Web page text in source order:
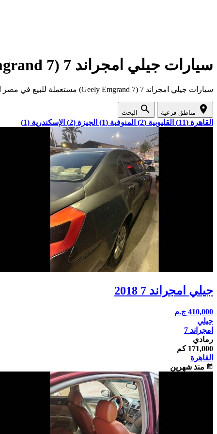
سيارات جيلي امجراند 7 (Geely Emgrand 7) مستعملة للبيع في مصر
سيارات جيلي امجراند 7 (Geely Emgrand 7) مستعملة للبيع في مصر ارخص اسعار واقوى عروض السيارات المستعملة في مصر
location_on مناطق فرعية search البحث
القاهرة (11) القليوبية (2) المنوفية (1) الجيزة (2) الإسكندرية (1)
جيلي امجراند 7 2018
410,000 ج.م
جيلي
امجراند 7
رمادي
171,000 كم
القاهرة
calendar_month منذ شهرين